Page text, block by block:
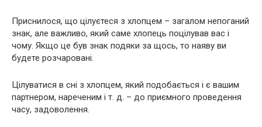
Приснилося, що цілуєтеся з хлопцем – загалом непоганий
знак, але важливо, який саме хлопець поцілував вас і
чому. Якщо це був знак подяки за щось, то наяву ви
будете розчаровані.
Цілуватися в сні з хлопцем, який подобається і є вашим
партнером, нареченим і т. д. – до приємного проведення
часу, задоволення.